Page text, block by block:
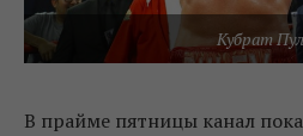
Кубрат
В прайме пятницы канал